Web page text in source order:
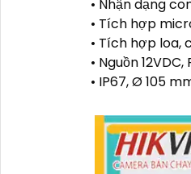
• Nhận dạng
• Tích hợp
• Tích hợp loa,
• Nguồn 12VDC,
• IP67, Ø 105